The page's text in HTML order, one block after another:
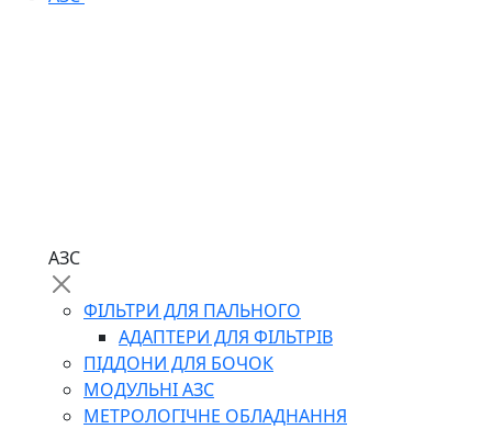
АЗС
ФІЛЬТРИ ДЛЯ ПАЛЬНОГО
АДАПТЕРИ ДЛЯ ФІЛЬТРІВ
ПІДДОНИ ДЛЯ БОЧОК
МОДУЛЬНІ АЗС
МЕТРОЛОГІЧНЕ ОБЛАДНАННЯ